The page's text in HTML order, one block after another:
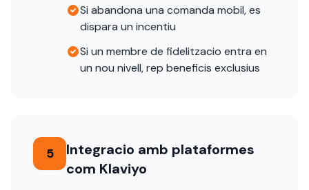
Si abandona una comanda mobil, es
dispara un incentiu
Si un membre de fidelitzacio entra en
un nou nivell, rep beneficis exclusius
5
Integracio amb plataformes
com Klaviyo